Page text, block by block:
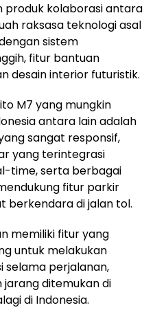
produk kolaborasi antara
raksasa teknologi asal
sistem
fitur bantuan
desain interior futuristik.
M7 yang mungkin
antara lain adalah
sangat responsif,
yang terintegrasi
time, serta berbagai
fitur parkir
berkendara di jalan tol.
memiliki fitur yang
untuk melakukan
selama perjalanan,
jarang ditemukan di
di Indonesia.